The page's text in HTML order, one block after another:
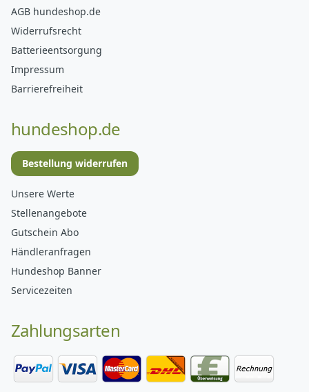
AGB hundeshop.de
Widerrufsrecht
Batterieentsorgung
Impressum
Barrierefreiheit
hundeshop.de
Bestellung widerrufen
Unsere Werte
Stellenangebote
Gutschein Abo
Händleranfragen
Hundeshop Banner
Servicezeiten
Zahlungsarten